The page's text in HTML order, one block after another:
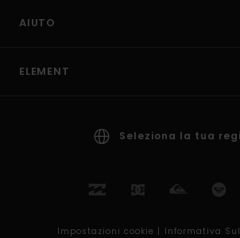
AIUTO
ELEMENT
Seleziona la tua
Impostazioni cookie | Informativa